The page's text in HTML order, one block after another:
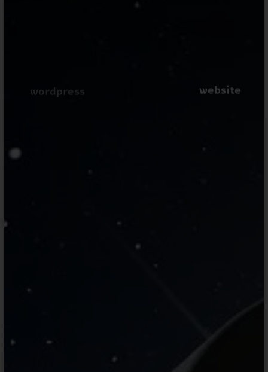
website
wordpress